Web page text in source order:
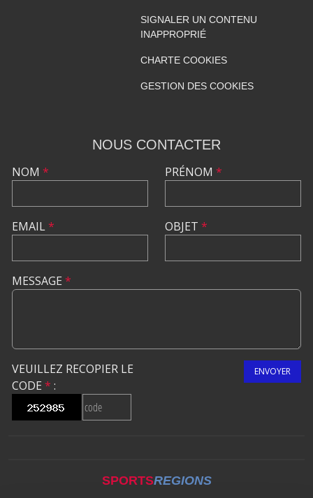
SIGNALER UN CONTENU
INAPPROPRIÉ
CHARTE COOKIES
GESTION DES COOKIES
NOUS CONTACTER
NOM *
EMAIL*
PRÉNOM *
OBJET *
MESSAGE *
VEUILLEZ RECOPIER LE
CODE * :
ENVOYER
SPORTSREGIONS